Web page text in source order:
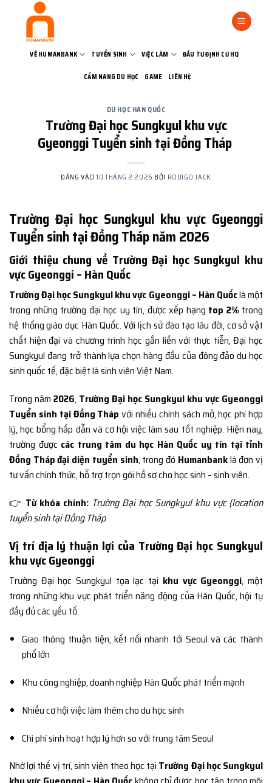
VỀ HUMANBANK TUYỂN SINH VIỆC LÀM ĐẦU TƯ ĐỊNH CƯ HQ
CẨM NANG DU HỌC GAME LIÊN HỆ
DU HỌC HÀN QUỐC
Trường Đại học Sungkyul khu vực
Gyeonggi Tuyển sinh tại Đồng Tháp
ĐĂNG VÀO10 THÁNG 2 2026 BỞI RODIGO JACK
Trường Đại học Sungkyul khu vực Gyeonggi
Tuyển sinh tại Đồng Tháp năm 2026
Giới thiệu chung về Trường Đại học Sungkyul khu
vực Gyeonggi – Hàn Quốc
Trường Đại học Sungkyul khu vực Gyeonggi – Hàn Quốclà một
trong những trường đại học uy tín, được xếp hạng top 2% trong
hệ thống giáo dục Hàn Quốc. Với lịch sử đào tạo lâu đời, cơ sở vật
chất hiện đại và chương trình học gắn liền với thực tiễn, Đại học
Sungkyul đang trở thành lựa chọn hàng đầu của đông đảo du học
sinh quốc tế, đặc biệt là sinh viên Việt Nam.
Trong năm 2026, Trường Đại học Sungkyul khu vực Gyeonggi
Tuyển sinh tại Đồng Thápvới nhiều chính sách mở, học phí hợp
lý, học bổng hấp dẫn và cơ hội việc làm sau tốt nghiệp. Hiện nay,
trường được các trung tâm du học Hàn Quốc uy tín tại tỉnh
Đồng Tháp đại diện tuyển sinh, trong đó Humanbanklà đơn vị
tư vấn chính thức, hỗ trợ trọn gói hồ sơ cho học sinh – sinh viên.
👉 Từ khóa chính: Trường Đại học Sungkyul khu vực {location
tuyển sinh tại Đồng Tháp
Vị trí địa lý thuận lợi của Trường Đại học Sungkyul
khu vực Gyeonggi
Trường Đại học Sungkyul tọa lạc tại khu vực Gyeonggi, một
trong những khu vực phát triển năng động của Hàn Quốc, hội tụ
đầy đủ các yếu tố:
Giao thông thuận tiện, kết nối nhanh tới Seoul và các thành
phố lớn
Khu công nghiệp, doanh nghiệp Hàn Quốc phát triển mạnh
Nhiều cơ hội việc làm thêm cho du học sinh
Chi phí sinh hoạt hợp lý hơn so với trung tâm Seoul
Nhờ lợi thế vị trí, sinh viên theo học tại Trường Đại học Sungkyul